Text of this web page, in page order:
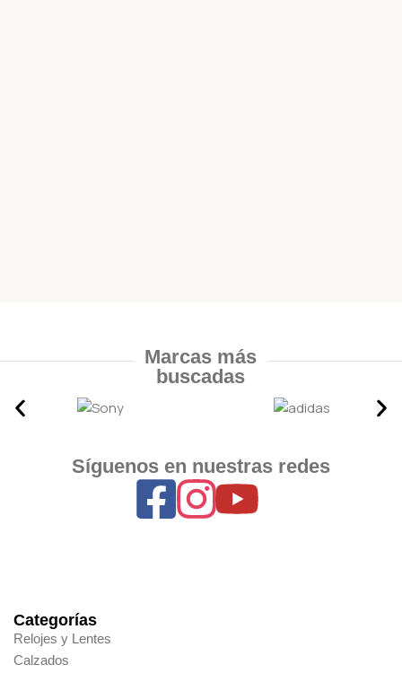
Marcas más
buscadas
Síguenos en nuestras redes
Categorías
Relojes y Lentes
Calzados